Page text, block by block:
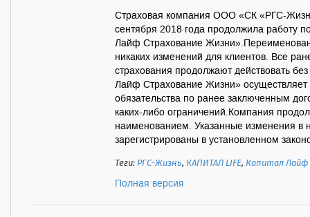
Страховая компания ООО «СК «РГС-
сентября 2018 года продолжила работу
Лайф Страхование
никаких изменений для клиентов. Все
страхования продолжают действовать
Лайф Страхование Жизни» осуществляет
обязательства по ранее заключенным
каких-либо ограничений.Компания
наименованием. Указанные изменения в
зарегистрированы в установленном
Теги:РГС-Жизнь, КАПИТАЛ LIFE, Капитал
Полная версия